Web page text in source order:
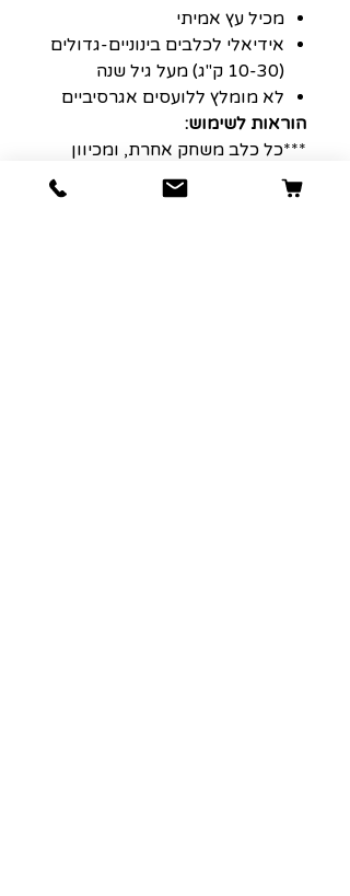
מכיל עץ אמיתי
אידיאלי לכלבים בינוניים-גדולים
(10-30 ק"ג) מעל גיל שנה
לא מומלץ ללועסים אגרסיביים
הוראות לשימוש:
***כל כלב משחק אחרת, ומכיוון
שלא כל הצעצועים נוצרו שווים,
עדיף תמיד לעקוב מקרוב אחר